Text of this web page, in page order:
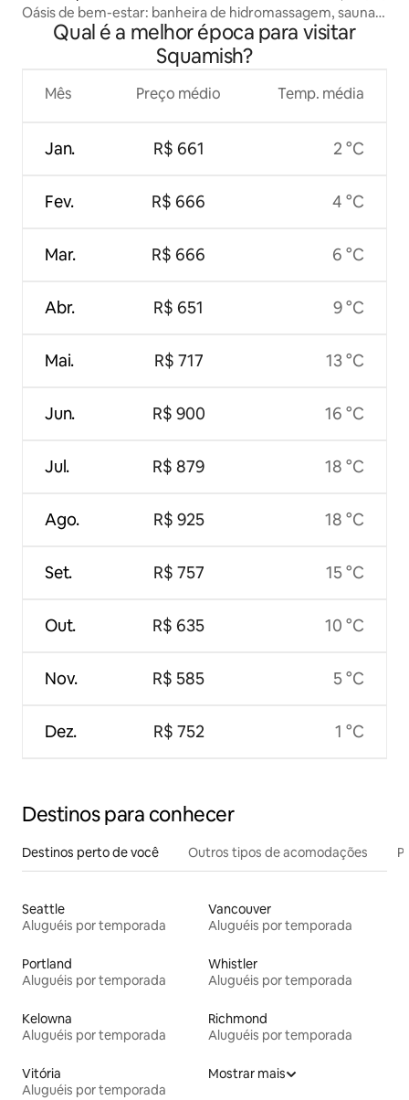
Oásis de bem-estar: banheira de hidromassagem, sauna,
imersão fria
Qual é a melhor época para visitar
Squamish?
Mês
Jan.
Fev.
Mar.
Abr.
Mai.
Jun.
Jul.
Ago.
Set.
Out.
Nov.
Dez.
Preço médio
R$ 661
R$ 666
R$ 666
R$ 651
R$ 717
R$ 900
R$ 879
R$ 925
R$ 757
R$ 635
R$ 585
R$ 752
Temp. média
2 °C
4 °C
6 °C
9 °C
13 °C
16 °C
18 °C
18 °C
15 °C
10 °C
5 °C
1 °C
Destinos para conhecer
Destinos perto de você Outros tipos de acomodações
Seattle
Aluguéis por temporada
Vancouver
Aluguéis por temporada
Portland
Aluguéis por temporada
Whistler
Aluguéis por temporada
Kelowna
Aluguéis por temporada
Richmond
Aluguéis por temporada
Vitória
Aluguéis por temporada
Mostrar mais